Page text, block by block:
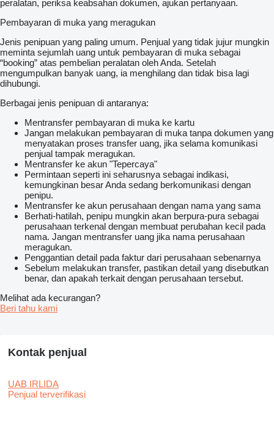
peralatan, periksa keabsahan dokumen, ajukan pertanyaan.
Pembayaran di muka yang meragukan
Jenis penipuan yang paling umum. Penjual yang tidak jujur mungkin
meminta sejumlah uang untuk pembayaran di muka sebagai
“booking” atas pembelian peralatan oleh Anda. Setelah
mengumpulkan banyak uang, ia menghilang dan tidak bisa lagi
dihubungi.
Berbagai jenis penipuan di antaranya:
Mentransfer pembayaran di muka ke kartu
Jangan melakukan pembayaran di muka tanpa dokumen yang
menyatakan proses transfer uang, jika selama komunikasi
penjual tampak meragukan.
Mentransfer ke akun "Tepercaya"
Permintaan seperti ini seharusnya sebagai indikasi,
kemungkinan besar Anda sedang berkomunikasi dengan
penipu.
Mentransfer ke akun perusahaan dengan nama yang sama
Berhati-hatilah, penipu mungkin akan berpura-pura sebagai
perusahaan terkenal dengan membuat perubahan kecil pada
nama. Jangan mentransfer uang jika nama perusahaan
meragukan.
Penggantian detail pada faktur dari perusahaan sebenarnya
Sebelum melakukan transfer, pastikan detail yang disebutkan
benar, dan apakah terkait dengan perusahaan tersebut.
Melihat ada kecurangan?
Beri tahu kami
Kontak penjual
UAB IRLIDA
Penjual terverifikasi